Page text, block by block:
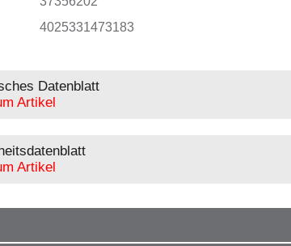
4025331473183
Datenblatt
Artikel
Artikel